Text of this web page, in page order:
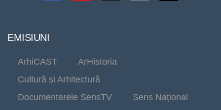
EMISIUNI
ArhiCAST
ArHistoria
Cultură și Arhitectură
Documentarele SensTV
Sens Național